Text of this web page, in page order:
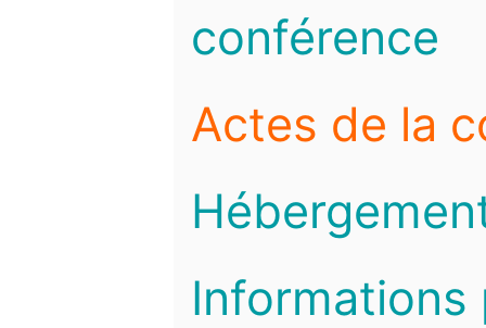
conférence
Actes de la
Informations